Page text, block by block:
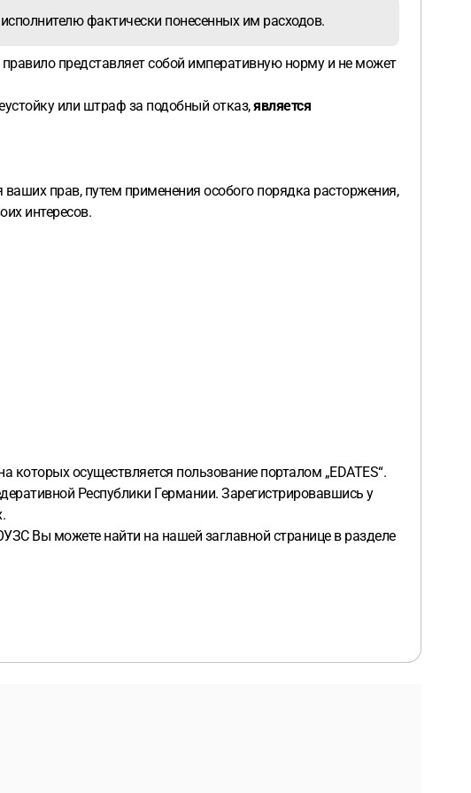
фактически понесенных им расходов.
представляет собой императивную норму и не может
или штраф за подобный отказ,является
прав, путем применения особого порядка расторжения,
интересов.
осуществляется пользование порталом „EDATES“.
Республики Германии. Зарегистрировавшись у
Вы можете найти на нашей заглавной странице в разделе